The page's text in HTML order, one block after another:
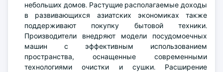
небольших домов. Растущие располагаемые доходы
в развивающихся азиатских экономиках также
поддерживают покупку бытовой техники.
Производители внедряют модели посудомоечных
машин с эффективным использованием
пространства, оснащенные современными
технологиями очистки и сушки. Расширение